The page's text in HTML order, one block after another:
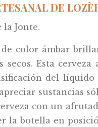
DE
la Jonte.
de color ámbar
Esta
del
sustancias
con un
la botella en